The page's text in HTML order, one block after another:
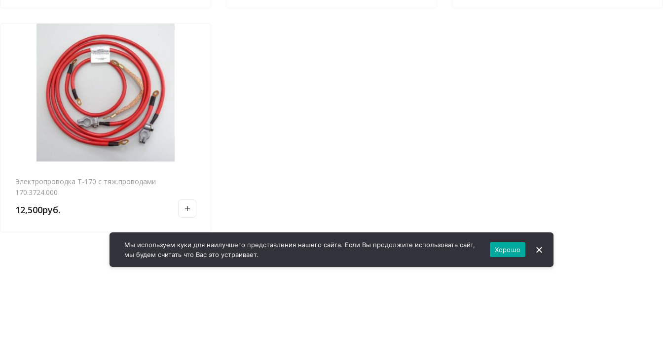
Электропроводка Т-170 с тяж.проводами
170.3724.000
12,500руб.
Мы используем куки для наилучшего представления нашего сайта. Если Вы продолжите использовать сайт,
мы будем считать что Вас это устраивает.
Хорошо